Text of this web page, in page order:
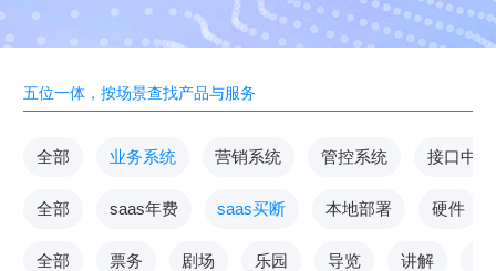
五位一体，按场景查找产品与服务
全部 业务系统 营销系统 管控系统 接口中台
全部 saas年费 saas买断 本地部署 硬件
全部 票务 剧场 乐园 导览 讲解